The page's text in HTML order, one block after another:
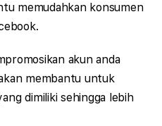
memudahkan konsumen
akun anda
membantu untuk
dimiliki sehingga lebih